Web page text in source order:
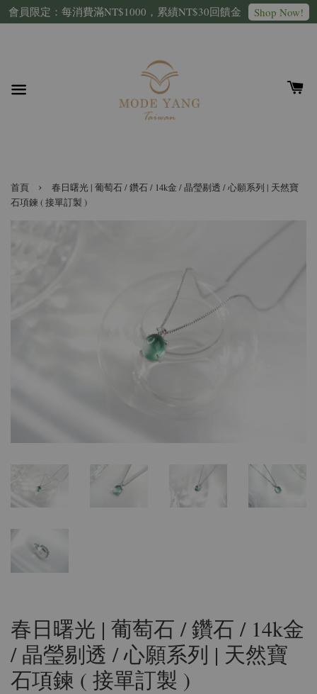
會員限定：每消費滿NT$1000，累績NT$30回饋金 Shop Now!
首頁 ›
春日曙光 | 葡萄石 / 鑽石 / 14k金 / 晶瑩剔透 / 心願系列 | 天然寶
石項鍊 ( 接單訂製 )
春日曙光 | 葡萄石 / 鑽石 / 14k金
/ 晶瑩剔透 / 心願系列 | 天然寶
石項鍊 ( 接單訂製 )